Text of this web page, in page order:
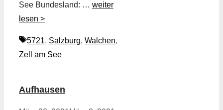
See Bundesland: … weiter
lesen >
Schlagwörter
5721, Salzburg, Walchen,
Zell am See
Aufhausen